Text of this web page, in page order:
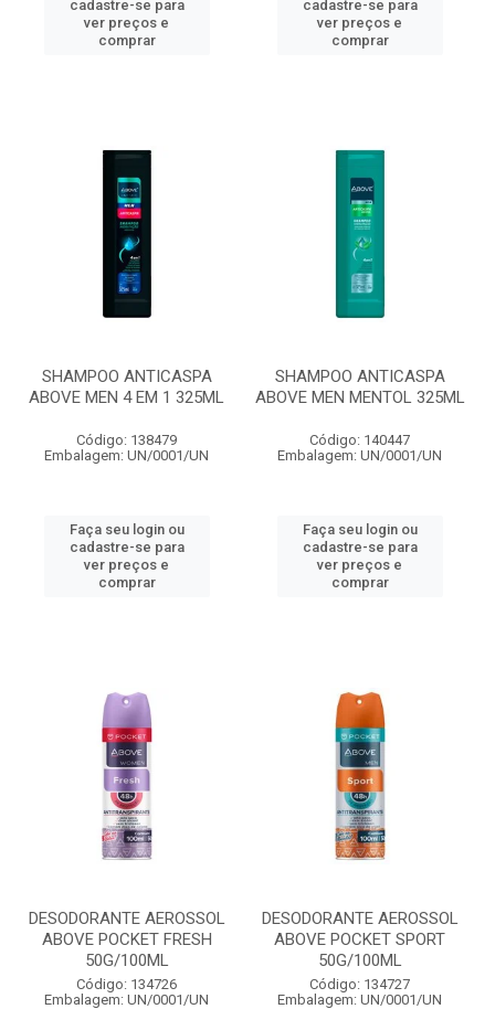
cadastre-se para
ver preços e
comprar
cadastre-se para
ver preços e
comprar
SHAMPOO ANTICASPA
ABOVE MEN 4 EM 1 325ML
Código: 138479
Embalagem: UN/0001/UN
Faça seu login ou
cadastre-se para
ver preços e
comprar
SHAMPOO ANTICASPA
ABOVE MEN MENTOL 325ML
Código: 140447
Embalagem: UN/0001/UN
Faça seu login ou
cadastre-se para
ver preços e
comprar
DESODORANTE AEROSSOL
ABOVE POCKET FRESH
50G/100ML
Código: 134726
Embalagem: UN/0001/UN
DESODORANTE AEROSSOL
ABOVE POCKET SPORT
50G/100ML
Código: 134727
Embalagem: UN/0001/UN